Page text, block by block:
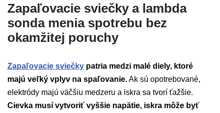
Zapaľovacie sviečky a lambda
sonda menia spotrebu bez
okamžitej poruchy
Zapaľovacie sviečky patria medzi malé diely, ktoré
majú veľký vplyv na spaľovanie.Ak sú opotrebované,
elektródy majú väčšiu medzeru a iskra sa tvorí ťažšie.
Cievka musí vytvoriť vyššie napätie, iskra môže byť